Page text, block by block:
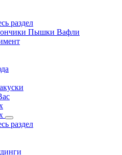
раздел
Пышки Вафли
раздел